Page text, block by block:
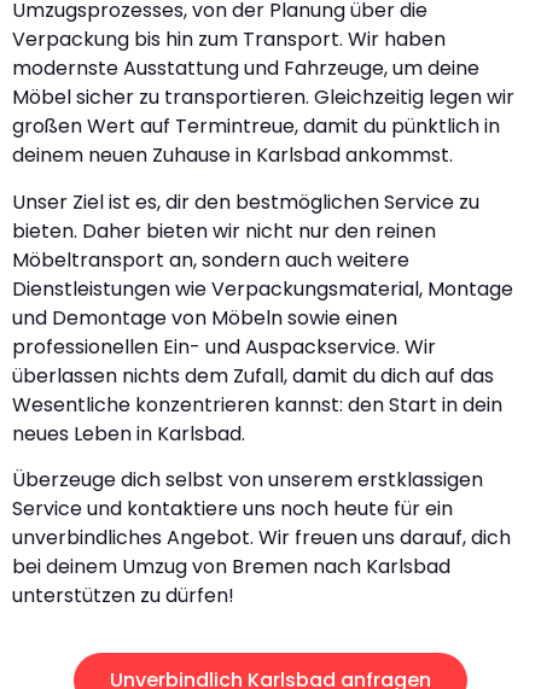
Umzugsprozesses, von der Planung über die
Verpackung bis hin zum Transport. Wir haben
modernste Ausstattung und Fahrzeuge, um deine
Möbel sicher zu transportieren. Gleichzeitig legen wir
großen Wert auf Termintreue, damit du pünktlich in
deinem neuen Zuhause in Karlsbad ankommst.
Unser Ziel ist es, dir den bestmöglichen Service zu
bieten. Daher bieten wir nicht nur den reinen
Möbeltransport an, sondern auch weitere
Dienstleistungen wie Verpackungsmaterial, Montage
und Demontage von Möbeln sowie einen
professionellen Ein- und Auspackservice. Wir
überlassen nichts dem Zufall, damit du dich auf das
Wesentliche konzentrieren kannst: den Start in dein
neues Leben in Karlsbad.
Überzeuge dich selbst von unserem erstklassigen
Service und kontaktiere uns noch heute für ein
unverbindliches Angebot. Wir freuen uns darauf, dich
bei deinem Umzug von Bremen nach Karlsbad
unterstützen zu dürfen!
Unverbindlich Karlsbad anfragen